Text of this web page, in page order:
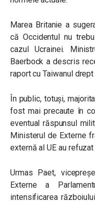
Marea Britanie a
că Occidentul nu
cazul Ucrainei.
Baerbock a descris
raport cu Taiwanul drept
În public, totuși,
fost mai precaute în
eventual răspunsul
Ministerul de Externe
externă al UE au
Urmas Paet,
Externe a
intensificarea